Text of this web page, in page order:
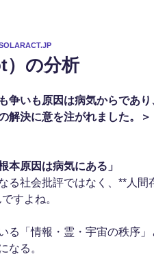
の分析
争いも原因は病気からであ
解決に意を注がれました。＞
本原因は病気にある」
る社会批評ではなく、**人
すよね。
る「情報・霊・宇宙の秩序
なる。